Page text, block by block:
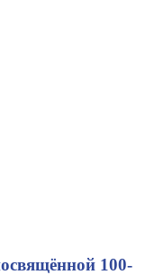
100-